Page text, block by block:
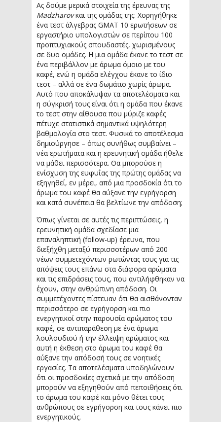
Ας δούμε μερικά στοιχεία της έρευνας της
Madzharovκαι της ομάδας της: Χορηγήθηκε
ένα τεστ άλγεβρας GMAT 10 ερωτήσεων σε
εργαστήριο υπολογιστών σε περίπου 100
προπτυχιακούς σπουδαστές, χωρισμένους
σε δυο ομάδες. Η μια ομάδα έκανε το τεστ σε
ένα περιβάλλον με άρωμα όμοιο με του
καφέ, ενώ η ομάδα ελέγχου έκανε το ίδιο
τεστ – αλλά σε ένα δωμάτιο χωρίς άρωμα.
Αυτό που αποκάλυψαν τα αποτελέσματα και
η σύγκρισή τους είναι ότι η ομάδα που έκανε
το τεστ στην αίθουσα που μύριζε καφές
πέτυχε στατιστικά σημαντικά υψηλότερη
βαθμολογία στο τεστ. Φυσικά το αποτέλεσμα
δημιούργησε – όπως συνήθως συμβαίνει –
νέα ερωτήματα και η ερευνητική ομάδα ήθελε
να μάθει περισσότερα. Θα μπορούσε η
ενίσχυση της ευφυΐας της πρώτης ομάδας να
εξηγηθεί, εν μέρει, από μια προσδοκία ότι το
άρωμα του καφέ θα αύξανε την εγρήγορση
και κατά συνέπεια θα βελτίωνε την απόδοση;
Όπως γίνεται σε αυτές τις περιπτώσεις, η
ερευνητική ομάδα σχεδίασε μια
επαναληπτική (follow-up) έρευνα, που
διεξήχθη μεταξύ περισσοτέρων από 200
νέων συμμετεχόντων ρωτώντας τους για τις
απόψεις τους επάνω στα διάφορα αρώματα
και τις επιδράσεις τους, που αντιλήφθηκαν να
έχουν, στην ανθρώπινη απόδοση. Οι
συμμετέχοντες πίστευαν ότι θα αισθάνονταν
περισσότερο σε εγρήγορση και πιο
ενεργητικοί στην παρουσία αρώματος του
καφέ, σε αντιπαράθεση με ένα άρωμα
λουλουδιού ή την έλλειψη αρώματος και
αυτή η έκθεση στο άρωμα του καφέ θα
αύξανε την απόδοσή τους σε νοητικές
εργασίες. Τα αποτελέσματα υποδηλώνουν
ότι οι προσδοκίες σχετικά με την απόδοση
μπορούν να εξηγηθούν από πεποιθήσεις ότι
το άρωμα του καφέ και μόνο θέτει τους
ανθρώπους σε εγρήγορση και τους κάνει πιο
ενεργητικούς.